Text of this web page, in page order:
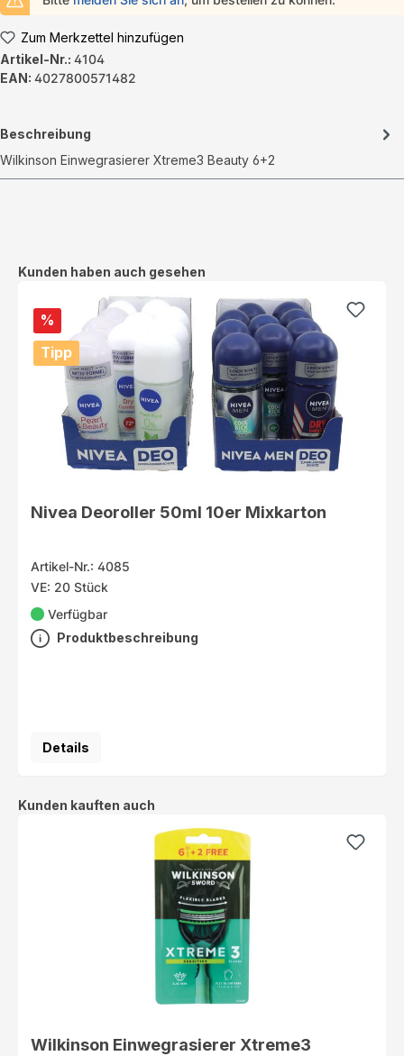
Zum Merkzettel hinzufügen
Artikel-Nr.: 4104
EAN: 4027800571482
Beschreibung
Wilkinson Einwegrasierer Xtreme3 Beauty 6+2
Produktgalerie überspringen
Kunden haben auch gesehen
%
Tipp
Nivea Deoroller 50ml 10er Mixkarton
Artikel-Nr.: 4085
VE: 20 Stück
Verfügbar
Produktbeschreibung
Details
Produktgalerie überspringen
Kunden kauften auch
Wilkinson Einwegrasierer Xtreme3